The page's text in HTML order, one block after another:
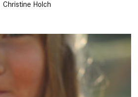
Christine Holch